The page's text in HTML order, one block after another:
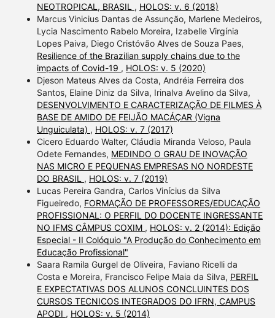
NEOTROPICAL, BRASIL , HOLOS: v. 6 (2018)
Marcus Vinicius Dantas de Assunção, Marlene Medeiros,
Lycia Nascimento Rabelo Moreira, Izabelle Virgínia
Lopes Paiva, Diego Cristóvão Alves de Souza Paes,
Resilience of the Brazilian supply chains due to the
impacts of Covid-19 , HOLOS: v. 5 (2020)
Djeson Mateus Alves da Costa, Andréia Ferreira dos
Santos, Elaine Diniz da Silva, Irinalva Avelino da Silva,
DESENVOLVIMENTO E CARACTERIZAÇÃO DE FILMES À
BASE DE AMIDO DE FEIJÃO MACÁÇAR (Vigna
Unguiculata) , HOLOS: v. 7 (2017)
Cicero Eduardo Walter, Cláudia Miranda Veloso, Paula
Odete Fernandes, MEDINDO O GRAU DE INOVAÇÃO
NAS MICRO E PEQUENAS EMPRESAS NO NORDESTE
DO BRASIL , HOLOS: v. 7 (2019)
Lucas Pereira Gandra, Carlos Vinícius da Silva
Figueiredo, FORMAÇÃO DE PROFESSORES/EDUCAÇÃO
PROFISSIONAL: O PERFIL DO DOCENTE INGRESSANTE
NO IFMS CÂMPUS COXIM , HOLOS: v. 2 (2014): Edição
Especial - II Colóquio "A Produção do Conhecimento em
Educação Profissional"
Saara Ramila Gurgel de Oliveira, Faviano Ricelli da
Costa e Moreira, Francisco Felipe Maia da Silva, PERFIL
E EXPECTATIVAS DOS ALUNOS CONCLUINTES DOS
CURSOS TECNICOS INTEGRADOS DO IFRN, CAMPUS
APODI , HOLOS: v. 5 (2014)